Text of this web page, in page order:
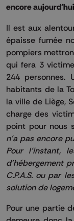
encore
Il est aux
épaisse fumée
pompiers
qui fera 3
244 personnes.
habitants de la
la ville de Liège,
charge des
point pour nous
n'a pas encore
Pour l'instant,
d'hébergement
C.P.A.S. ou par
solution de
Pour une partie